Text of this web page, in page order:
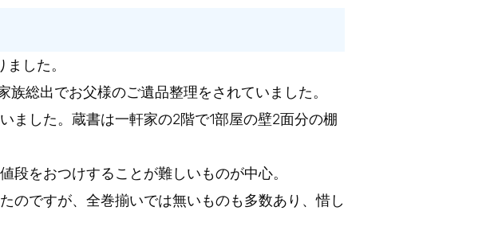
した。
総出でお父様のご遺品整理をされていました。
ました。蔵書は一軒家の2階で1部屋の壁2面分の棚
をおつけすることが難しいものが中心。
のですが、全巻揃いでは無いものも多数あり、惜し